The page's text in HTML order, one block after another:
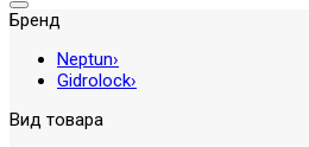
Бренд
Neptun›
Gidrolock›
Вид товара